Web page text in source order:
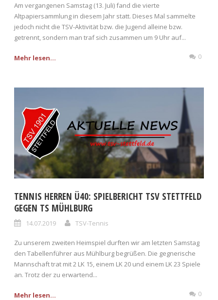
Am vergangenen Samstag (13. Juli) fand die vierte
Altpapiersammlung in diesem Jahr statt. Dieses Mal sammelte
jedoch nicht die TSV-Aktivität bzw. die Jugend alleine bzw.
getrennt, sondern man traf sich zusammen um 9 Uhr auf...
Mehr lesen... 0
TENNIS HERREN Ü40: SPIELBERICHT TSV STETTFELD
GEGEN TS MÜHLBURG
14.07.2019 TSV-Tennis
Zu unserem zweiten Heimspiel durften wir am letzten Samstag
den Tabellenführer aus Mühlburg begrüßen. Die gegnerische
Mannschaft trat mit 2 LK 15, einem LK 20 und einem LK 23 Spiele
an. Trotz der zu erwartend...
Mehr lesen... 0